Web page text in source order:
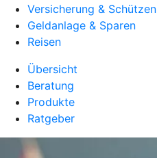
Versicherung & Schützen
Geldanlage & Sparen
Reisen
Übersicht
Beratung
Produkte
Ratgeber